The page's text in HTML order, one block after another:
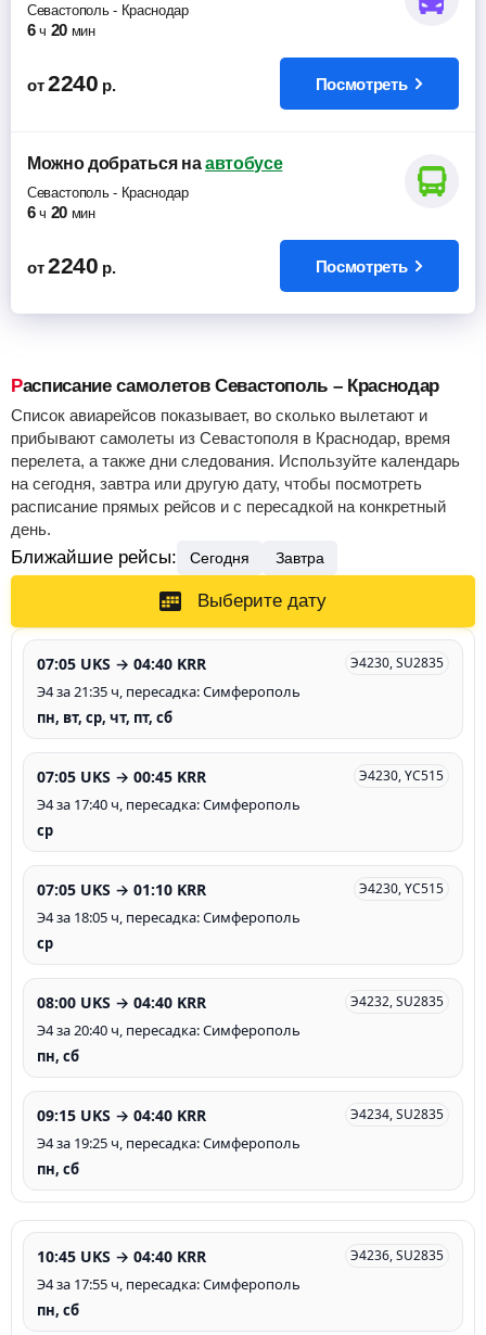
Севастополь- Краснодар
6 ч 20 мин
от 2240 р. Посмотреть
Можно добратьсяна автобусе
Севастополь- Краснодар
6 ч 20 мин
от 2240 р. Посмотреть
Расписание самолетов Севастополь – Краснодар
Список авиарейсов показывает, во сколько вылетают и
прибывают самолеты из Севастополя в Краснодар, время
перелета, а также дни следования. Используйте календарь
на сегодня, завтра или другую дату, чтобы посмотреть
расписание прямых рейсов и с пересадкой на конкретный
день.
Ближайшие рейсы: Сегодня Завтра
Выберите дату
07:05 UKS → 04:40 KRR Э4230, SU2835
Э4 за 21:35 ч, пересадка: Симферополь
пн, вт, ср, чт, пт, сб
07:05 UKS → 00:45 KRR Э4230, YC515
Э4 за 17:40 ч, пересадка: Симферополь
ср
07:05 UKS → 01:10 KRR Э4230, YC515
Э4 за 18:05 ч, пересадка: Симферополь
ср
08:00 UKS → 04:40 KRR Э4232, SU2835
Э4 за 20:40 ч, пересадка: Симферополь
пн, сб
09:15 UKS → 04:40 KRR Э4234, SU2835
Э4 за 19:25 ч, пересадка: Симферополь
пн, сб
10:45 UKS → 04:40 KRR Э4236, SU2835
Э4 за 17:55 ч, пересадка: Симферополь
пн, сб